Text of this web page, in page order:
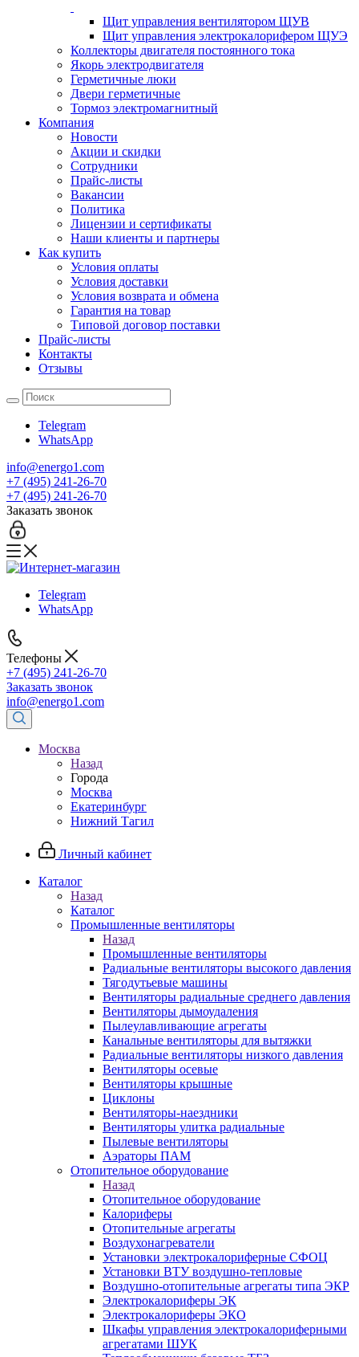
Щит управления вентилятором ЩУВ
Щит управления электрокалорифером ЩУЭ
Коллекторы двигателя постоянного тока
Якорь электродвигателя
Герметичные люки
Двери герметичные
Тормоз электромагнитный
Компания
Новости
Акции и скидки
Сотрудники
Прайс-листы
Вакансии
Политика
Лицензии и сертификаты
Наши клиенты и партнеры
Как купить
Условия оплаты
Условия доставки
Условия возврата и обмена
Гарантия на товар
Типовой договор поставки
Прайс-листы
Контакты
Отзывы
Telegram
WhatsApp
info@energo1.com
+7 (495) 241-26-70
+7 (495) 241-26-70
Заказать звонок
Telegram
WhatsApp
Телефоны
+7 (495) 241-26-70
Заказать звонок
info@energo1.com
Москва
Назад
Города
Москва
Екатеринбург
Нижний Тагил
Личный кабинет
Каталог
Назад
Каталог
Промышленные вентиляторы
Назад
Промышленные вентиляторы
Радиальные вентиляторы высокого давления
Тягодутьевые машины
Вентиляторы радиальные среднего давления
Вентиляторы дымоудаления
Пылеулавливающие агрегаты
Канальные вентиляторы для вытяжки
Радиальные вентиляторы низкого давления
Вентиляторы осевые
Вентиляторы крышные
Циклоны
Вентиляторы-наездники
Вентиляторы улитка радиальные
Пылевые вентиляторы
Аэраторы ПАМ
Отопительное оборудование
Назад
Отопительное оборудование
Калориферы
Отопительные агрегаты
Воздухонагреватели
Установки электрокалориферные СФОЦ
Установки ВТУ воздушно-тепловые
Воздушно-отопительные агрегаты типа ЭКР
Электрокалориферы ЭК
Электрокалориферы ЭКО
Шкафы управления электрокалориферными
агрегатами ШУК